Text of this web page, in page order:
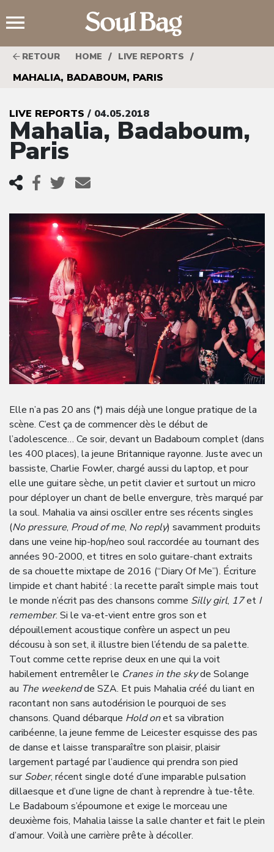
RETOUR HOME / LIVE REPORTS /
MAHALIA, BADABOUM, PARIS
LIVE REPORTS / 04.05.2018
Mahalia, Badaboum,
Paris
Elle n’a pas 20 ans (*) mais déjà une longue pratique de la
scène. C’est ça de commencer dès le début de
l’adolescence… Ce soir, devant un Badaboum complet (dans
les 400 places), la jeune Britannique rayonne. Juste avec un
bassiste, Charlie Fowler, chargé aussi du laptop, et pour
elle une guitare sèche, un petit clavier et surtout un micro
pour déployer un chant de belle envergure, très marqué par
la soul. Mahalia va ainsi osciller entre ses récents singles
(No pressure, Proudof me, Noreply) savamment produits
dans une veine hip-hop/neo soul raccordée au tournant des
années 90-2000, et titres en solo guitare-chant extraits
de sa chouette mixtape de 2016 (“Diary Of Me”). Écriture
limpide et chant habité : la recette paraît simple mais tout
le monde n’écrit pas des chansons comme Silly girl, 17et I
remember. Si le va-et-vient entre gros son et
dépouillement acoustique confère un aspect un peu
décousu à son set, il illustre bien l’étendu de sa palette.
Tout comme cette reprise deux en une qui la voit
habilement entremêler le Cranes in the skyde Solange
au The weekendde SZA. Et puis Mahalia créé du liant en
racontant non sans autodérision le pourquoi de ses
chansons. Quand débarque Hold onet sa vibration
caribéenne, la jeune femme de Leicester esquisse des pas
de danse et laisse transparaître son plaisir, plaisir
largement partagé par l’audience qui prendra son pied
surSober, récent single doté d’une imparable pulsation
dillaesque et d’une ligne de chant à reprendre à tue-tête.
Le Badaboum s’époumone et exige le morceau une
deuxième fois, Mahalia laisse la salle chanter et fait le plein
d’amour. Voilà une carrière prête à décoller.